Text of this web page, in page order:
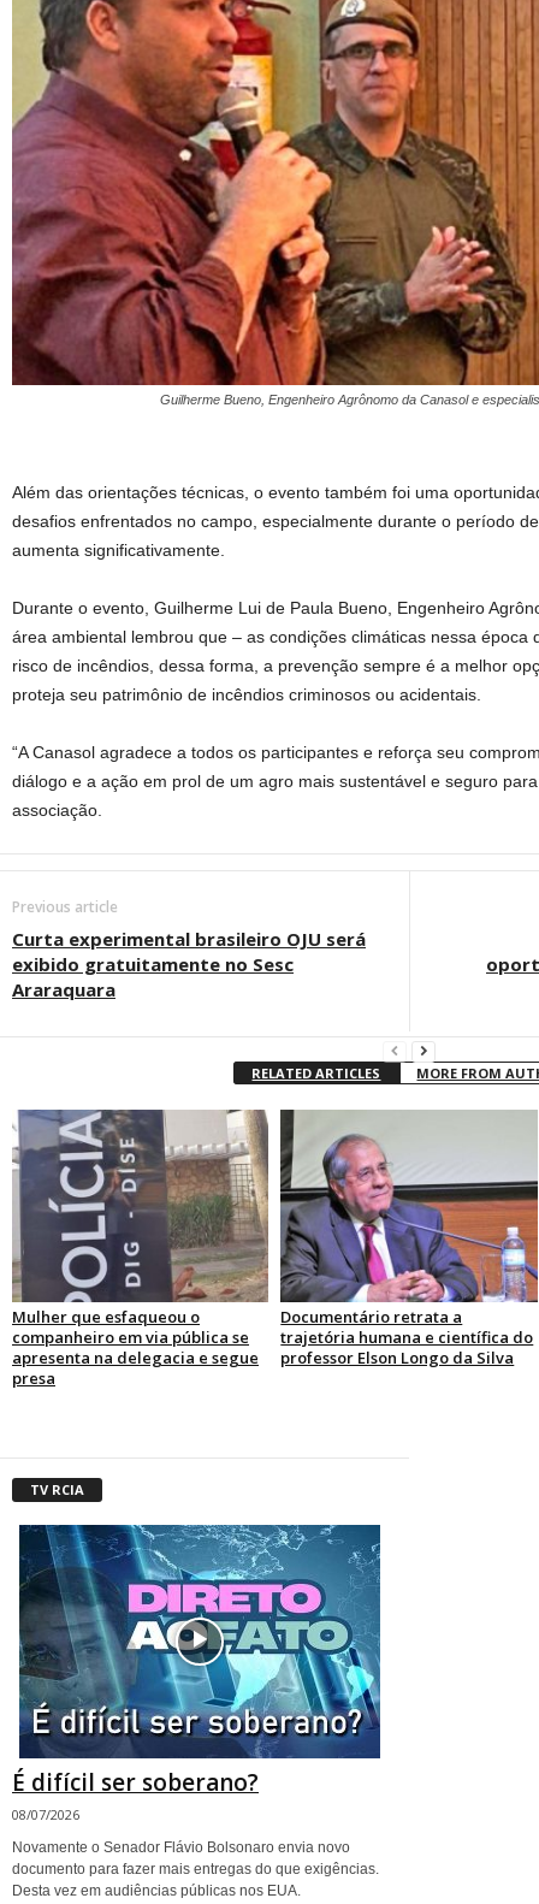
Guilherme Bueno, Engenheiro Agrônomo da Canasol e
Além das orientações técnicas, o evento também foi uma
desafios enfrentados no campo, especialmente durante o período
aumenta significativamente.
Durante o evento, Guilherme Lui de Paula Bueno, Engenheiro
área ambiental lembrou que – as condições climáticas nessa época
risco de incêndios, dessa forma, a prevenção sempre é a melhor
proteja seu patrimônio de incêndios criminosos ou acidentais.
“A Canasol agradece a todos os participantes e reforça seu
diálogo e a ação em prol de um agro mais sustentável e seguro
associação.
Previous article
Curta experimental brasileiro OJU será
exibido gratuitamente no Sesc
Araraquara
RELATED ARTICLES MORE FROM
Mulher que esfaqueou o
companheiro em via pública se
apresenta na delegacia e segue
presa
Documentário retrata a
trajetória humana e científica do
professor Elson Longo da Silva
TV RCIA
É difícil ser soberano?
08/07/2026
Novamente o Senador Flávio Bolsonaro envia novo
documento para fazer mais entregas do que exigências.
Desta vez em audiências públicas nos EUA.